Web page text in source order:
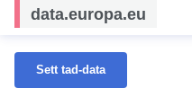
data.europa.eu
Sett tad-data